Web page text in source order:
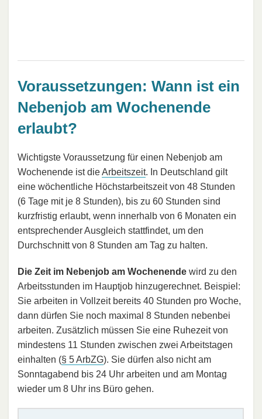
Voraussetzungen: Wann ist ein
Nebenjob am Wochenende
erlaubt?
Wichtigste Voraussetzung für einen Nebenjob am
Wochenende ist dieArbeitszeit. In Deutschland gilt
eine wöchentliche Höchst­arbeits­zeit von 48 Stunden
(6 Tage mit je 8 Stunden), bis zu 60 Stunden sind
kurzfristig erlaubt, wenn innerhalb von 6 Monaten ein
entsprechender Ausgleich stattfindet, um den
Durchschnitt von 8 Stunden am Tag zu halten.
Die Zeit im Nebenjob am Wochenende wird zu den
Arbeitsstunden im Hauptjob hinzugerechnet. Beispiel:
Sie arbeiten in Vollzeit bereits 40 Stunden pro Woche,
dann dürfen Sie noch maximal 8 Stunden nebenbei
arbeiten. Zusätzlich müssen Sie eine Ruhezeit von
mindestens 11 Stunden zwischen zwei Arbeitstagen
einhalten (§ 5 ArbZG). Sie dürfen also nicht am
Sonntagabend bis 24 Uhr arbeiten und am Montag
wieder um 8 Uhr ins Büro gehen.